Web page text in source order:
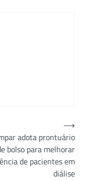
adota prontuário
bolso para melhorar
de pacientes em
diálise
⟶